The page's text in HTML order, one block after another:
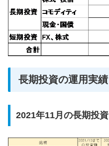
長期投資の運用実績
2021年11月の長期投資